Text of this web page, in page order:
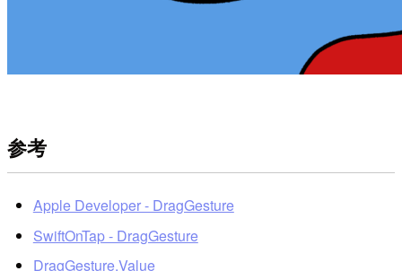
参考
Apple Developer - DragGesture
SwiftOnTap - DragGesture
DragGesture.Value